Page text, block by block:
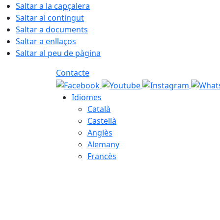
Saltar a la capçalera
Saltar al contingut
Saltar a documents
Saltar a enllaços
Saltar al peu de pàgina
Contacte
Idiomes
Català
Castellà
Anglès
Alemany
Francès